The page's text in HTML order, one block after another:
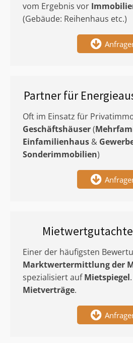
vom Ergebnis vor
(Gebäude: Reihenhaus etc.)
Partner für
Oft im Einsatz für
Geschäftshäuser(
Einfamilienhaus &
Sonderimmobilien)
Einer der häufigsten
Marktwertermittlungder
spezialisiert aufMietspiegel
Mietverträge.